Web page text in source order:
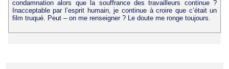
condamnation alors que la souffrance des travailleurs continue ?
Inacceptable par l’esprit humain, je continue à croire que c’était un
film truqué. Peut – on me renseigner ? Le doute me ronge toujours.